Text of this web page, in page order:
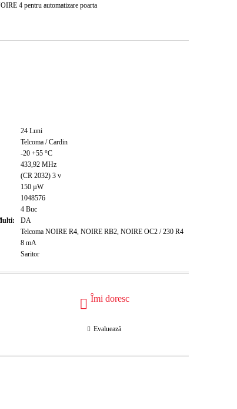
4 pentru automatizare poarta
24 Luni
Telcoma / Cardin
-20 +55 °C
433,92 MHz
(CR 2032) 3 v
150 µW
1048576
4 Buc
DA
Telcoma NOIRE R4, NOIRE RB2, NOIRE OC2 / 230 R4
8 mA
Saritor
Îmi doresc
Evaluează